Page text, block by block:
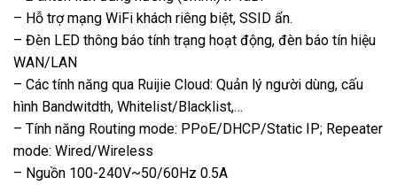
– Hỗ trợ mạng WiFi khách riêng biệt, SSID ẩn.
– Đèn LED thông báo tính trạng hoạt động, đèn báo tín hiệu
WAN/LAN
– Các tính năng qua Ruijie Cloud: Quản lý người dùng, cấu
hình Bandwitdth, Whitelist/Blacklist,…
– Tính năng Routing mode: PPoE/DHCP/Static IP; Repeater
mode: Wired/Wireless
– Nguồn 100-240V~50/60Hz 0.5A